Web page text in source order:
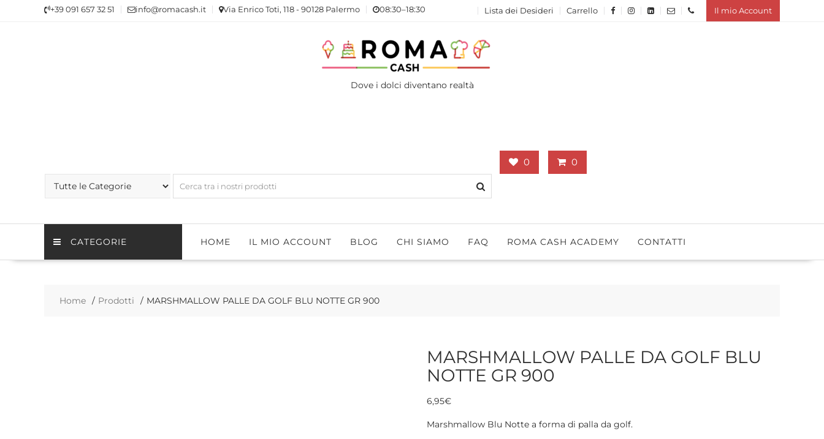
+39 091 657 32 51 info@romacash.it Via Enrico Toti, 118 - 90128 Palermo 08:30–18:30 Lista dei Desideri Carrello Il mio Account
Dove i dolci diventano realtà
0 0
CATEGORIE HOME IL MIO ACCOUNT BLOG CHI SIAMO FAQ ROMA CASH ACADEMY CONTATTI
Home Prodotti MARSHMALLOW PALLE DA GOLF BLU NOTTE GR 900
MARSHMALLOW PALLE DA GOLF BLU
NOTTE GR 900
6,95€
Marshmallow Blu Notte a forma di palla da golf.